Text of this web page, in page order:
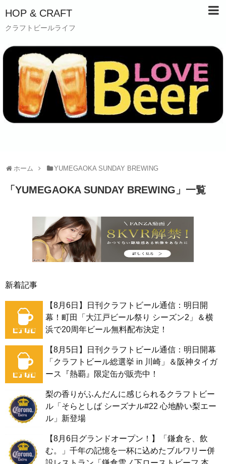
HOP & CRAFT
クラフトビールライフ
ホーム YUMEGAOKA SUNDAY BREWING
「 YUMEGAOKA SUNDAY BREWING 」 一覧
新着記事
【8月6日】日刊クラフトビール通信：明日開
幕！町田「大江戸ビール祭り シーズン2」＆横
浜で20周年ビール無料配布決定！
【8月5日】日刊クラフトビール通信：明日開幕
「クラフトビール総選挙 in 川崎」＆阪神タイガ
ース『熱覇』限定缶が販売中！
梨の香りがふんだんに感じられるクラフトビー
ル「そらとしば シーズナル#22 心地酔い梨エー
ル」新登場
【8月6日グランドオープン！】「鎌倉を、飲
む。」千年の記憶を一杯に込めたブルワリー併